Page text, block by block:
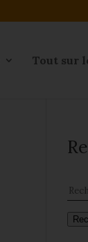
Tout sur